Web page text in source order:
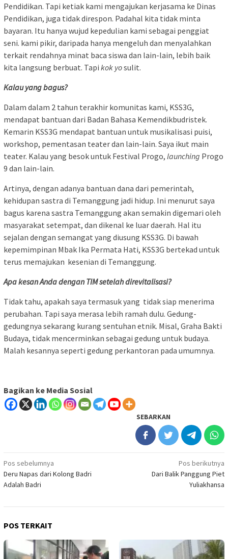
Pendidikan. Tapi ketiak kami mengajukan kerjasama ke Dinas
Pendidikan, juga tidak direspon. Padahal kita tidak minta
bayaran. Itu hanya wujud kepedulian kami sebagai penggiat
seni. kami pikir, daripada hanya mengeluh dan menyalahkan
terkait rendahnya minat baca siswa dan lain-lain, lebih baik
kita langsung berbuat. Tapi kok yosulit.
Kalau yang bagus?
Dalam dalam 2 tahun terakhir komunitas kami, KSS3G,
mendapat bantuan dari Badan Bahasa Kemendikbudristek.
Kemarin KSS3G mendapat bantuan untuk musikalisasi puisi,
workshop, pementasan teater dan lain-lain. Saya ikut main
teater. Kalau yang besok untuk Festival Progo, launching Progo
9 dan lain-lain.
Artinya, dengan adanya bantuan dana dari pemerintah,
kehidupan sastra di Temanggung jadi hidup. Ini menurut saya
bagus karena sastra Temanggung akan semakin digemari oleh
masyarakat setempat, dan dikenal ke luar daerah. Hal itu
sejalan dengan semangat yang diusung KSS3G. Di bawah
kepemimpinan Mbak Ika Permata Hati, KSS3G bertekad untuk
terus memajukan kesenian di Temanggung.
Apa kesan Anda dengan TIM setelah direvitalisasi?
Tidak tahu, apakah saya termasuk yang tidak siap menerima
perubahan. Tapi saya merasa lebih ramah dulu. Gedung-
gedungnya sekarang kurang sentuhan etnik. Misal, Graha Bakti
Budaya, tidak mencerminkan sebagai gedung untuk budaya.
Malah kesannya seperti gedung perkantoran pada umumnya.
Bagikan ke Media Sosial
SEBARKAN
Navigasi
pos
Pos sebelumnya
Deru Napas dari Kolong Badri
Adalah Badri
Pos berikutnya
Dari Balik Panggung Piet
Yuliakhansa
POS TERKAIT